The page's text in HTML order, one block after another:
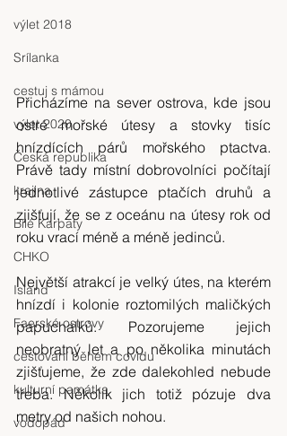
výlet 2018
Srílanka
cestuj s mámou
výlet 2020
Česká republika
krajina
Bílé Karpaty
CHKO
Island
Faerské ostrovy
cestování během covidu
kulturní památka
vodopád
Přicházíme na sever ostrova, kde jsou
ostré mořské útesy a stovky tisíc
hnízdících párů mořského ptactva.
Právě tady místní dobrovolníci počítají
jednotlivé zástupce ptačích druhů a
zjišťují, že se z oceánu na útesy rok od
roku vrací méně a méně jedinců.
Největší atrakcí je velký útes, na kterém
hnízdí i kolonie roztomilých maličkých
papuchalků. Pozorujeme jejich
neobratný let a po několika minutách
zjišťujeme, že zde dalekohled nebude
třeba. Několik jich totiž pózuje dva
metry od našich nohou.